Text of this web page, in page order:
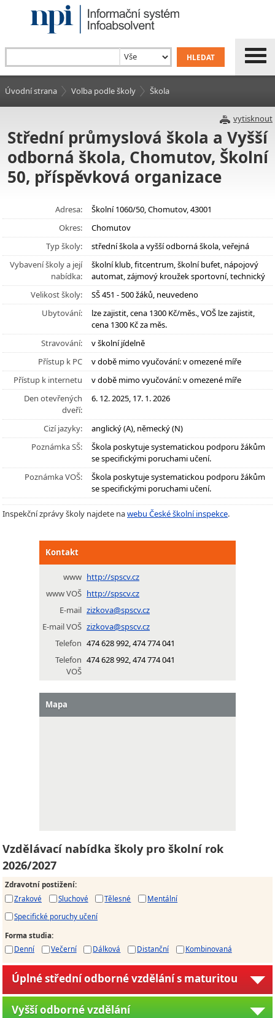
Úvodní strana Volba podle školy Škola
vytisknout
Střední průmyslová škola a Vyšší
odborná škola, Chomutov, Školní
50, příspěvková organizace
Adresa:
Školní 1060/50, Chomutov, 43001
Okres:
Chomutov
Typ školy:
střední škola a vyšší odborná škola, veřejná
Vybavení školy a její
nabídka:
školní klub, fitcentrum, školní bufet, nápojový
automat, zájmový kroužek sportovní, technický
Velikost školy:
SŠ 451 - 500 žáků, neuvedeno
Ubytování:
lze zajistit, cena 1300 Kč/měs., VOŠ lze zajistit,
cena 1300 Kč za měs.
Stravování:
v školní jídelně
Přístup k PC
v době mimo vyučování: v omezené míře
Přístup k internetu
v době mimo vyučování: v omezené míře
Den otevřených
dveří:
6. 12. 2025, 17. 1. 2026
Cizí jazyky:
anglický (A), německý (N)
Poznámka SŠ:
Škola poskytuje systematickou podporu žákům
se specifickými poruchami učení.
Poznámka VOŠ:
Škola poskytuje systematickou podporu žákům
se specifickými poruchami učení.
Inspekční zprávy školy najdete nawebu České školní inspekce.
Kontakt
www http://spscv.cz
www VOŠ http://spscv.cz
E-mail zizkova@spscv.cz
E-mail VOŠ zizkova@spscv.cz
Telefon 474 628 992, 474 774 041
Telefon
VOŠ
474 628 992, 474 774 041
Mapa
Vzdělávací nabídka školy pro školní rok
2026/2027
Zdravotní postižení:
Zrakové
Sluchové Tělesné
Mentální
Specifické poruchy učení
Forma studia:
Denní
Večerní Dálková Distanční Kombinovaná
Úplné střední odborné vzdělání s maturitou
Vyšší odborné vzdělání